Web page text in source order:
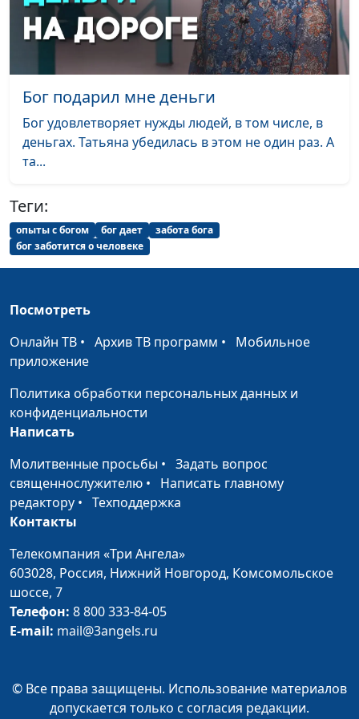
сохранил
помощи
Ольга Болдышева #51
Бог восстановил мой
голос
Екатерина Моисеева
Божья помощь в
Исцеление по молитве
Бог дал мне новую
семью
Алексей и Елена
жизни
Бог слышит мои
молитвы!
Рубина Халапова
«Давай дадим ему
шанс»
Роман и Ольга
спутника жизни
Петелины
Ты - дочь Царя
Александра
Реабилитация вместе
с Иисусом
Игорь Бухарев
Путь домой
Куда пойти учиться?
Бог разбудил, чтобы
Анастасия Глотова
Бог подарил мне деньги
Бог удовлетворяет нужды людей, в том числе, в
деньгах. Татьяна убедилась в этом не один раз. А
та...
Теги:
опыты с богом бог дает
забота бога
бог заботится о человеке
Посмотреть
Онлайн ТВ • Архив ТВ программ • Мобильное
приложение
Политика обработки персональных данных и
конфиденциальности
Написать
Молитвенные просьбы • Задать вопрос
священнослужителю • Написать главному
редактору • Техподдержка
Контакты
Телекомпания «Три Ангела»
603028, Россия, Нижний Новгород, Комсомольское
шоссе, 7
Телефон: 8 800 333-84-05
E-mail: mail@3angels.ru
© Все права защищены. Использование материалов
допускается только с согласия редакции.